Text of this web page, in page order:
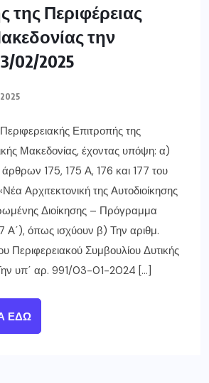
της Περιφέρειας
την
02/2025
Επιτροπής της
Μακεδονίας, έχοντας υπόψη: α)
άρθρων 175, 175 Α, 176 και 177 του
Αρχιτεκτονική της Αυτοδιοίκησης
Διοίκησης – Πρόγραμμα
Α΄), όπως ισχύουν β) Την αριθμ.
Περιφερειακού Συμβουλίου Δυτικής
υπ΄ αρ. 991/03-01-2024 […]
ΕΔΏ